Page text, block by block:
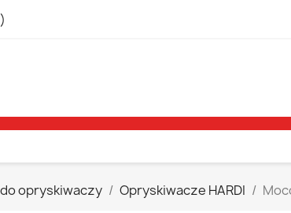
opryskiwaczy Opryskiwacze HARDI